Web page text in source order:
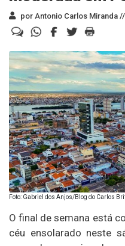
por Antonio Carlos Miranda //
Foto: Gabriel dos Anjos/Blog do Carlos
O final de semana está
céu ensolarado neste